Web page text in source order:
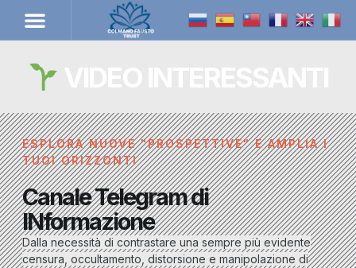
ESPLORA NUOVE "PROSPETTIVE" E AMPLIA I
TUOI ORIZZONTI
Canale Telegram di
INformazione
Dalla necessità di contrastare una sempre più evidente
censura, occultamento, distorsione e manipolazione di